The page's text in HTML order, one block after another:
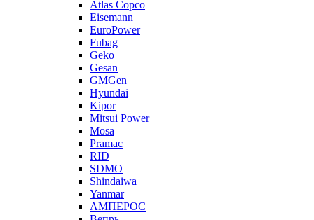
Atlas Copco
Eisemann
EuroPower
Fubag
Geko
Gesan
GMGen
Hyundai
Kipor
Mitsui Power
Mosa
Pramac
RID
SDMO
Shindaiwa
Yanmar
АМПЕРОС